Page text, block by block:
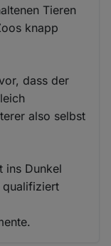
Tieren
knapp
dass der
also selbst
ins Dunkel